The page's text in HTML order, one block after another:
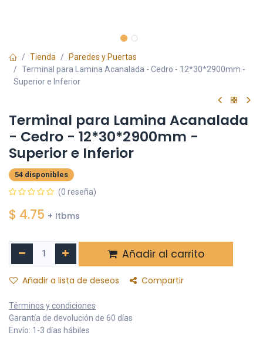
Tienda
Paredes y Puertas
Terminal para Lamina Acanalada - Cedro - 12*30*2900mm -
Superior e Inferior
Terminal para Lamina Acanalada
- Cedro - 12*30*2900mm -
Superior e Inferior
54 disponibles
(0 reseña)
$ 4.75 + Itbms
Añadir al carrito
Añadir a lista de deseos Compartir
Términos y condiciones
Garantía de devolución de 60 días
Envío: 1-3 días hábiles